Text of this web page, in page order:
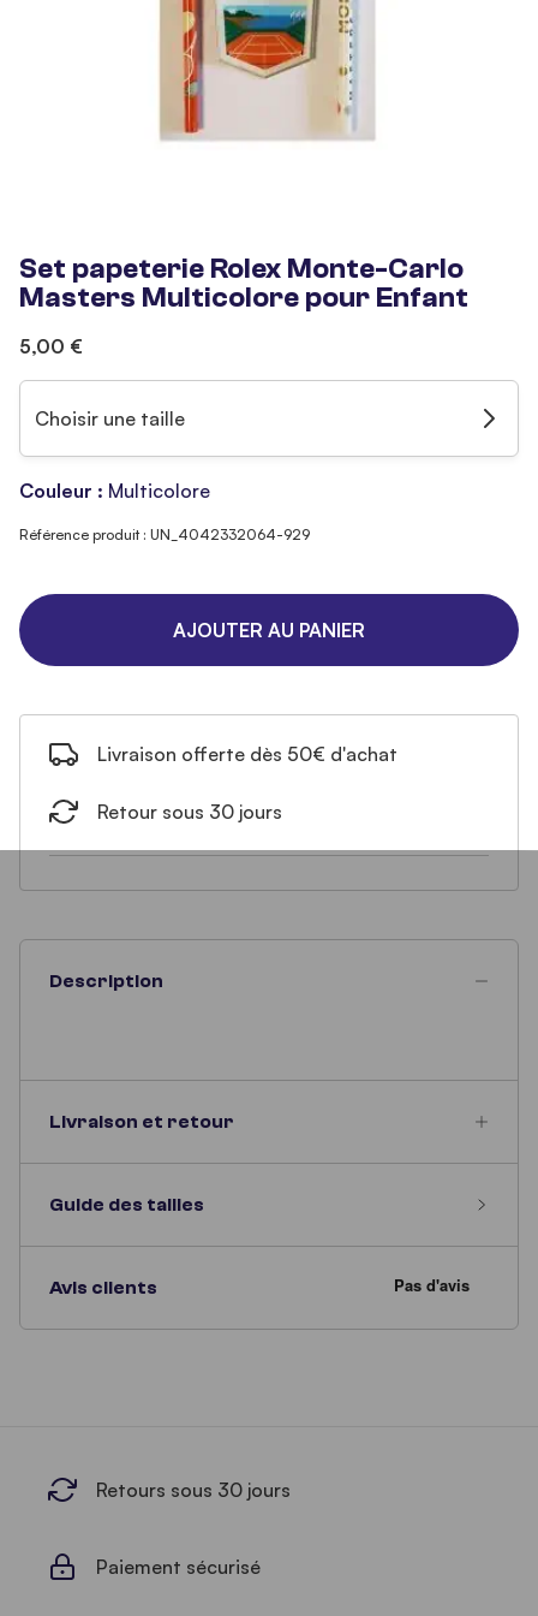
Set papeterie Rolex Monte-Carlo
Masters Multicolore pour Enfant
5,00 €
Choisir une taille
Couleur : Multicolore
Référence produit : UN_4042332064-929
AJOUTER AU PANIER
Livraison offerte dès 50€ d'achat
Retour sous 30 jours
Description
Livraison et retour
Guide des tailles
Avis clients
Retours sous 30 jours
Paiement sécurisé